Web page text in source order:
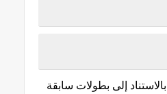
إلى بطولات سابقة